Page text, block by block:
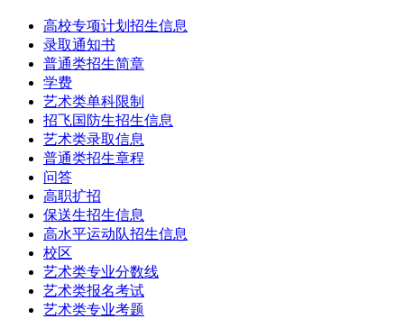
高校专项计划招生信息
录取通知书
普通类招生简章
学费
艺术类单科限制
招飞国防生招生信息
艺术类录取信息
普通类招生章程
问答
高职扩招
保送生招生信息
高水平运动队招生信息
校区
艺术类专业分数线
艺术类报名考试
艺术类专业考题